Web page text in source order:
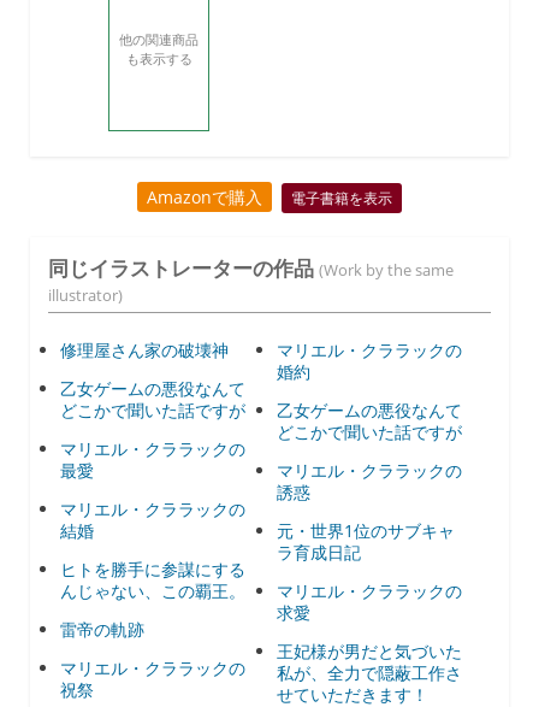
他の関連商品
も表示する
Amazonで購入 電子書籍を表示
同じイラストレーターの作品 (Work by the same
illustrator)
修理屋さん家の破壊神
乙女ゲームの悪役なんて
どこかで聞いた話ですが
マリエル・クララックの
最愛
マリエル・クララックの
結婚
ヒトを勝手に参謀にする
んじゃない、この覇王。
雷帝の軌跡
マリエル・クララックの
祝祭
マリエル・クララックの
婚約
乙女ゲームの悪役なんて
どこかで聞いた話ですが
マリエル・クララックの
誘惑
元・世界1位のサブキャ
ラ育成日記
マリエル・クララックの
求愛
王妃様が男だと気づいた
私が、全力で隠蔽工作さ
せていただきます！